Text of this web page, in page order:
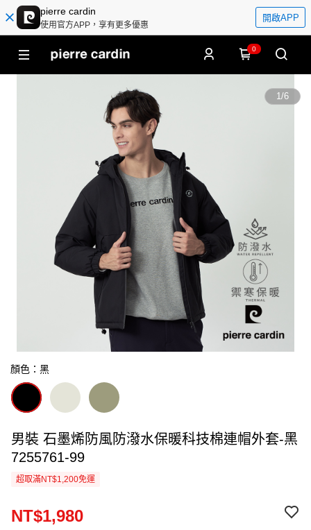
pierre cardin
使用官方APP，享有更多優惠
開啟APP
0
1/6
顏色：黑
男裝 石墨烯防風防潑水保暖科技棉連帽外套-黑
7255761-99
超取滿NT$1,200免運
NT$1,980